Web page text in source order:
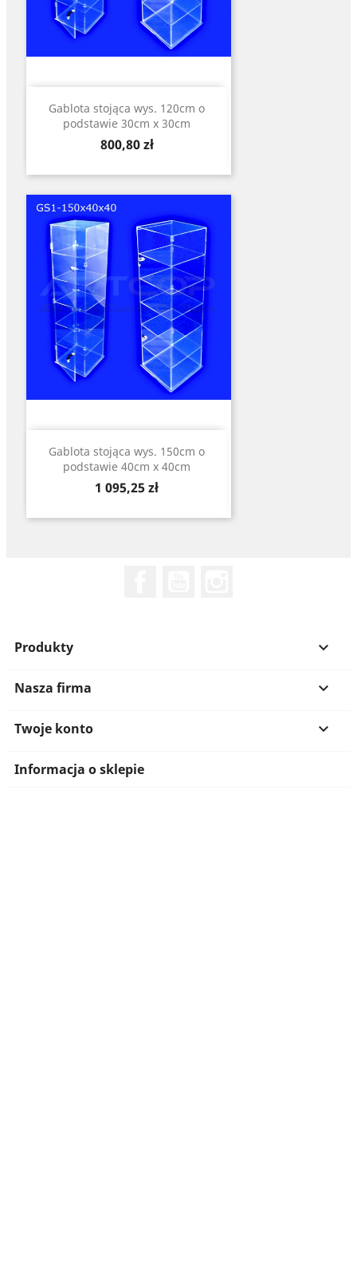
Gablota stojąca wys. 120cm o
podstawie 30cm x 30cm
Cena
800,80 zł
Gablota stojąca wys. 150cm o
podstawie 40cm x 40cm
Cena
1 095,25 zł
Produkty 
Nasza firma 
Twoje konto 
Informacja o sklepie